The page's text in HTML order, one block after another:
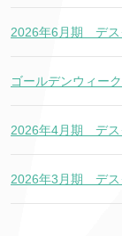
2026年6月期 デス
ゴールデンウィー
2026年4月期 デス
2026年3月期 デス